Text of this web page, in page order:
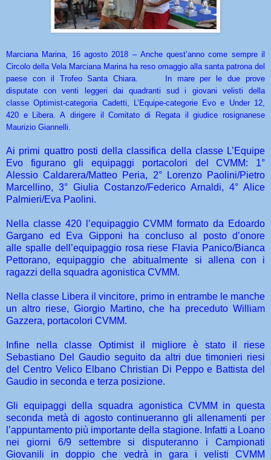
Marciana Marina, 16 agosto 2018 – Anche quest’anno come sempre il
Circolo della Vela Marciana Marina ha reso omaggio alla santa patrona del
paese con il Trofeo Santa Chiara. In mare per le due prove
disputate con venti leggeri dai quadranti sud i giovani velisti della
classe Optimist-categoria Cadetti, L’Equipe-categorie Evo e Under 12,
420 e Libera. A dirigere il Comitato di Regata il giudice rosignanese
Maurizio Giannelli.
Ai primi quattro posti della classifica della classe L’Equipe
Evo figurano gli equipaggi portacolori del CVMM: 1°
Alessio Caldarera/Matteo Peria, 2° Lorenzo Paolini/Pietro
Marcellino, 3° Giulia Costanzo/Federico Arnaldi, 4° Alice
Palmieri/Eva Paolini.
Nella classe 420 l’equipaggio CVMM formato da Edoardo
Gargano ed Eva Gipponi ha concluso al posto d’onore
alle spalle dell’equipaggio rosa riese Flavia Panico/Bianca
Pettorano, equipaggio che abitualmente si allena con i
ragazzi della squadra agonistica CVMM.
Nella classe Libera il vincitore, primo in entrambe le manche
un altro riese, Giorgio Martino, che ha preceduto William
Gazzera, portacolori CVMM.
Infine nella classe Optimist il migliore è stato il riese
Sebastiano Del Gaudio seguito da altri due timonieri riesi
del Centro Velico Elbano Christian Di Peppo e Battista del
Gaudio in seconda e terza posizione.
Gli equipaggi della squadra agonistica CVMM in questa
seconda metà di agosto continueranno gli allenamenti per
l’appuntamento più importante della stagione. Infatti a Loano
nei giorni 6/9 settembre si disputeranno i Campionati
Giovanili in doppio che vedrà in gara i velisti CVMM